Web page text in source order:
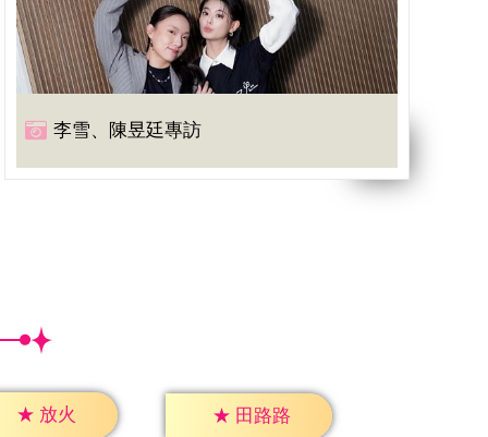
李雪、陳昱廷專訪
★ 放火 ★ 田路路